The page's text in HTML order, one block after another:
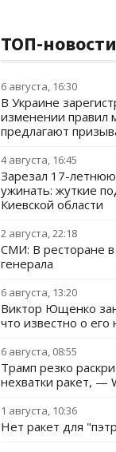
ТОП-новости
6 августа, 16:30
В Украине
изменении правил
предлагают
4 августа, 16:45
Зарезал 17-
ужинать: жуткие
Киевской области
2 августа, 22:18
СМИ: В ресторане
генерала
6 августа, 13:20
Виктор Ющенко
что известно о его
6 августа, 08:55
Трамп резко
нехватки ракет, —
1 августа, 10:36
Нет ракет для